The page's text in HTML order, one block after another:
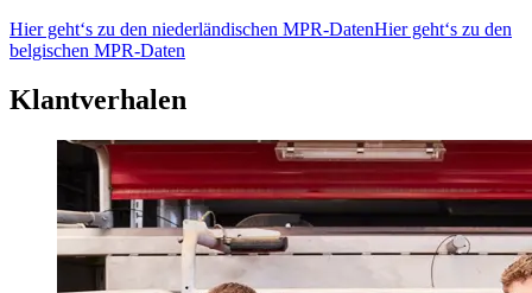
Hier geht‘s zu den niederländischen MPR-DatenHier geht‘s zu den
belgischen MPR-Daten
Klantverhalen